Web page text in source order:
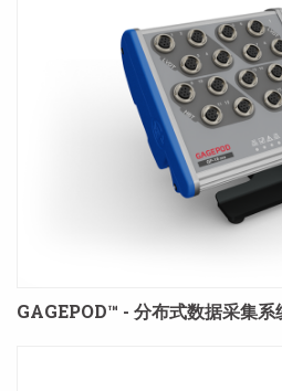
GAGEPOD™ - 分布式数据采集系